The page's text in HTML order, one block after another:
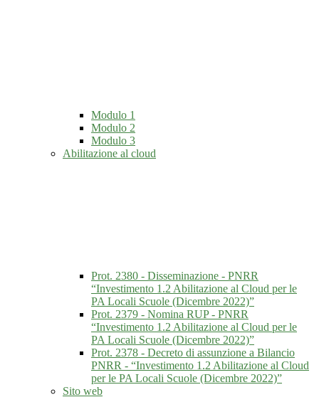
Modulo 1
Modulo 2
Modulo 3
Abilitazione al cloud
Prot. 2380 - Disseminazione - PNRR
“Investimento 1.2 Abilitazione al Cloud per le
PA Locali Scuole (Dicembre 2022)”
Prot. 2379 - Nomina RUP - PNRR
“Investimento 1.2 Abilitazione al Cloud per le
PA Locali Scuole (Dicembre 2022)”
Prot. 2378 - Decreto di assunzione a Bilancio
PNRR - “Investimento 1.2 Abilitazione al Cloud
per le PA Locali Scuole (Dicembre 2022)”
Sito web